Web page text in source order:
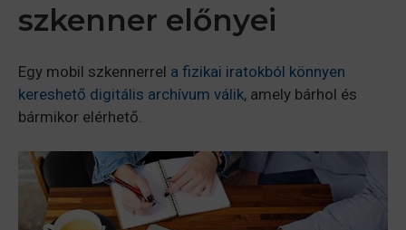
szkenner előnyei
Egy mobil szkennerrel a fizikai iratokból könnyen
kereshető digitális archívum válik, amely bárhol és
bármikor elérhető.